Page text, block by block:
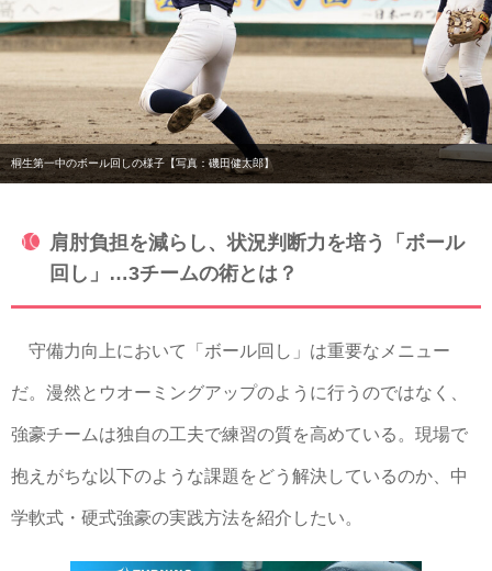
桐生第一中のボール回しの様子【写真：磯田健太郎】
肩肘負担を減らし、状況判断力を培う「ボール
回し」…3チームの術とは？
守備力向上において「ボール回し」は重要なメニュー
だ。漫然とウオーミングアップのように行うのではなく、
強豪チームは独自の工夫で練習の質を高めている。現場で
抱えがちな以下のような課題をどう解決しているのか、中
学軟式・硬式強豪の実践方法を紹介したい。